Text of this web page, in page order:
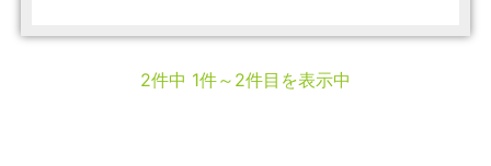
2件中 1件～2件目を表示中